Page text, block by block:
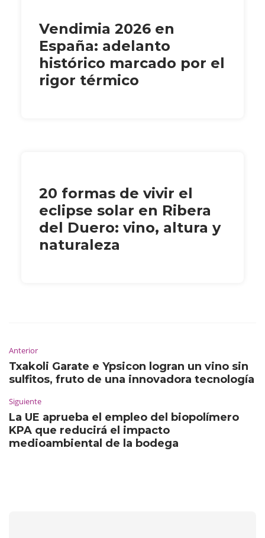
Vendimia 2026 en
España: adelanto
histórico marcado por el
rigor térmico
20 formas de vivir el
eclipse solar en Ribera
del Duero: vino, altura y
naturaleza
Anterior
Txakoli Garate e Ypsicon logran un vino sin
sulfitos, fruto de una innovadora tecnología
Siguiente
La UE aprueba el empleo del biopolímero
KPA que reducirá el impacto
medioambiental de la bodega